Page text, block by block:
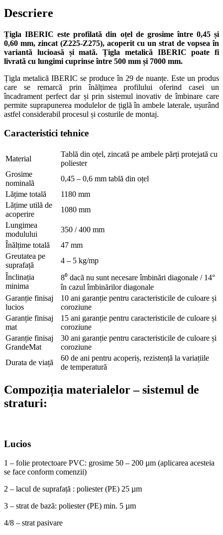
Descriere
Țigla IBERIC este profilată din oțel de grosime între 0,45 și
0,60 mm, zincat (Z225-Z275), acoperit cu un strat de vopsea în
variantă lucioasă și mată. Țigla metalică IBERIC poate fi
livrată cu lungimi cuprinse între 500 mm și 7000 mm.
Țigla metalică IBERIC se produce în 29 de nuanțe. Este un produs
care se remarcă prin înălțimea profilului oferind casei un
încadrament perfect dar și prin sistemul inovativ de îmbinare care
permite suprapunerea modulelor de țiglă în ambele laterale, ușurând
astfel considerabil procesul și costurile de montaj.
Caracteristici tehnice
Material
Tablă din oțel, zincată pe ambele părți protejată cu
poliester
Grosime
nominală
0,45 – 0,6 mm tablă din oțel
Lățime totală
1180 mm
Lățime utilă de
acoperire
1080 mm
Lungimea
modulului
350 / 400 mm
Înălțime totală
47 mm
Greutatea pe
suprafață
4 – 5 kg/mp
Înclinația
minima
8⁰ dacă nu sunt necesare îmbinări diagonale / 14°
în cazul îmbinărilor diagonale
Garanție finisaj
lucios
10 ani garanție pentru caracteristicile de culoare și
coroziune
Garanție finisaj
mat
15 ani garanție pentru caracteristicile de culoare și
coroziune
Garanție finisaj
GrandeMat
30 ani garanție pentru caracteristicile de culoare și
coroziune
Durata de viață
60 de ani pentru acoperiș, rezistență la variațiile
de temperatură
Compoziția materialelor – sistemul de
straturi:
Lucios
1 – folie protectoare PVC: grosime 50 – 200 µm (aplicarea acesteia
se face conform comenzii)
2 – lacul de suprafață : poliester (PE) 25 µm
3 – strat de bază: poliester (PE) min. 5 µm
4/8 – strat pasivare